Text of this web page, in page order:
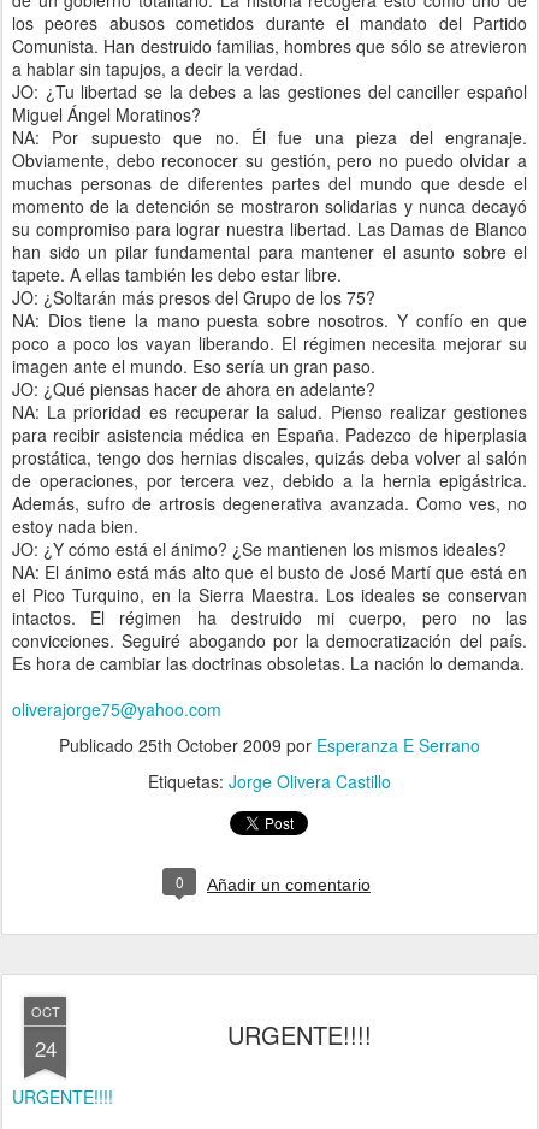
los peores abusos cometidos durante el mandato del Partido
Comunista. Han destruido familias, hombres que sólo se atrevieron
a hablar sin tapujos, a decir la verdad.
JO: ¿Tu libertad se la debes a las gestiones del canciller español
Miguel Ángel Moratinos?
NA: Por supuesto que no. Él fue una pieza del engranaje.
Obviamente, debo reconocer su gestión, pero no puedo olvidar a
muchas personas de diferentes partes del mundo que desde el
momento de la detención se mostraron solidarias y nunca decayó
su compromiso para lograr nuestra libertad. Las Damas de Blanco
han sido un pilar fundamental para mantener el asunto sobre el
tapete. A ellas también les debo estar libre.
JO: ¿Soltarán más presos del Grupo de los 75?
NA: Dios tiene la mano puesta sobre nosotros. Y confío en que
poco a poco los vayan liberando. El régimen necesita mejorar su
imagen ante el mundo. Eso sería un gran paso.
JO: ¿Qué piensas hacer de ahora en adelante?
NA: La prioridad es recuperar la salud. Pienso realizar gestiones
para recibir asistencia médica en España. Padezco de hiperplasia
prostática, tengo dos hernias discales, quizás deba volver al salón
de operaciones, por tercera vez, debido a la hernia epigástrica.
Además, sufro de artrosis degenerativa avanzada. Como ves, no
estoy nada bien.
JO: ¿Y cómo está el ánimo? ¿Se mantienen los mismos ideales?
NA: El ánimo está más alto que el busto de José Martí que está en
el Pico Turquino, en la Sierra Maestra. Los ideales se conservan
intactos. El régimen ha destruido mi cuerpo, pero no las
convicciones. Seguiré abogando por la democratización del país.
Es hora de cambiar las doctrinas obsoletas. La nación lo demanda.
oliverajorge75@yahoo.com
Publicado 25th October 2009 por Esperanza E Serrano
Etiquetas: Jorge Olivera Castillo
0 Añadir un comentario
OCT
24 URGENTE!!!!
URGENTE!!!!